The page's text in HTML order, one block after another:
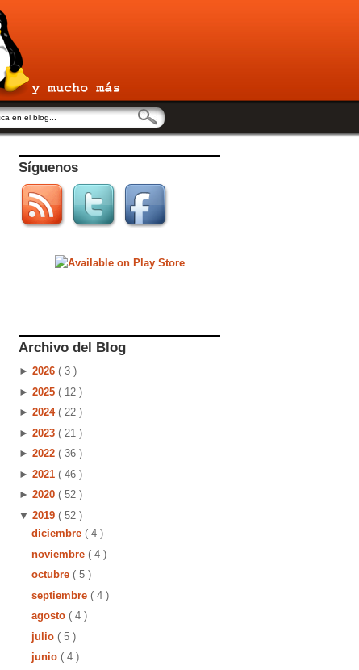
Síguenos
Archivo del Blog
► 2026 ( 3 )
► 2025 ( 12 )
► 2024 ( 22 )
► 2023 ( 21 )
► 2022 ( 36 )
► 2021 ( 46 )
► 2020 ( 52 )
▼ 2019 ( 52 )
diciembre ( 4 )
noviembre ( 4 )
octubre ( 5 )
septiembre ( 4 )
agosto ( 4 )
julio ( 5 )
junio ( 4 )